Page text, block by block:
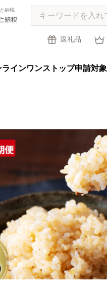
納税
返礼品
ラインワンストップ申請対象